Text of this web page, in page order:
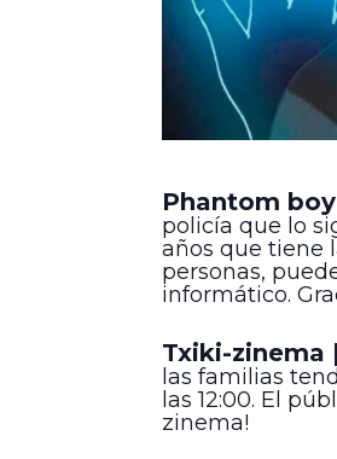
Phantom
policía que lo
años que tiene
personas,
informático.
Txiki-zinema
las familias
las 12:00. El
zinema!